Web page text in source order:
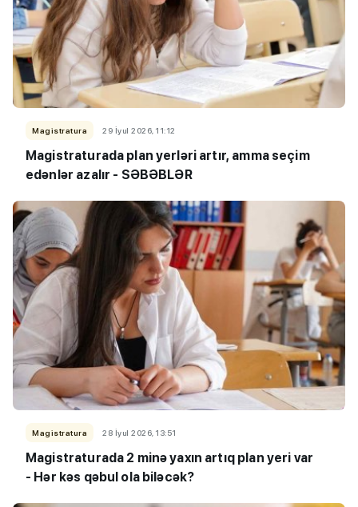
Magistratura 29 İyul 2026, 11:12
Magistraturada plan yerləri artır, amma seçim
edənlər azalır - SƏBƏBLƏR
Magistratura 28 İyul 2026, 13:51
Magistraturada 2 minə yaxın artıq plan yeri var
- Hər kəs qəbul ola biləcək?